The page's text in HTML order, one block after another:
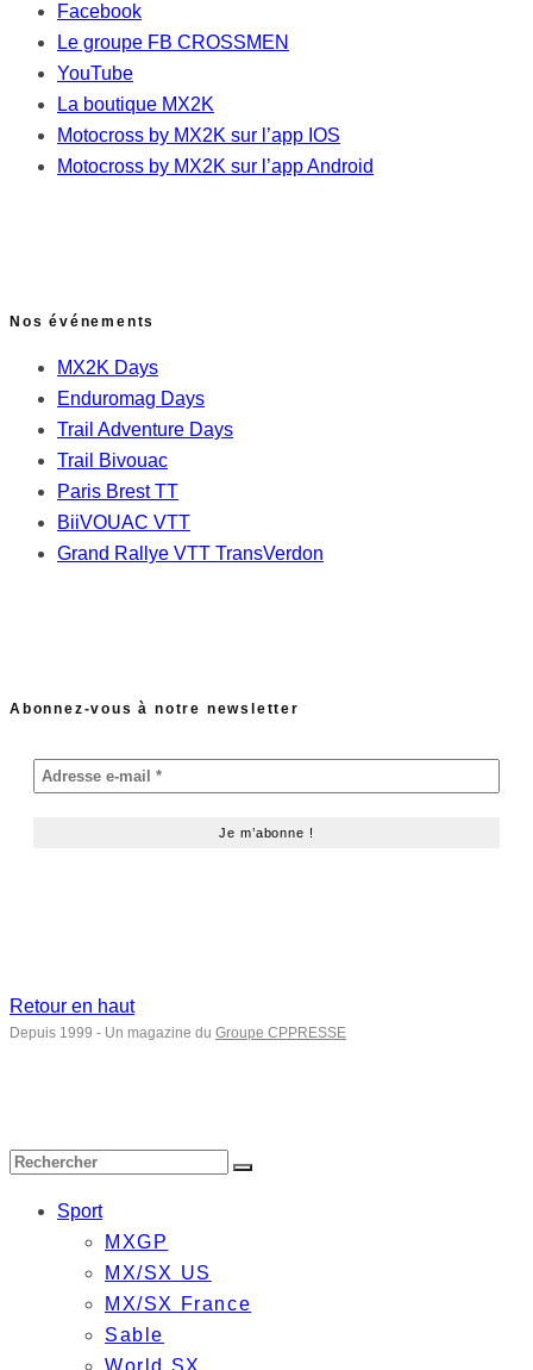
Facebook
Le groupe FB CROSSMEN
YouTube
La boutique MX2K
Motocross by MX2K sur l’app IOS
Motocross by MX2K sur l’app Android
Nos événements
MX2K Days
Enduromag Days
Trail Adventure Days
Trail Bivouac
Paris Brest TT
BiiVOUAC VTT
Grand Rallye VTT TransVerdon
Abonnez-vous à notre newsletter
Retour en haut
Depuis 1999 - Un magazine du Groupe CPPRESSE
Sport
MXGP
MX/SX US
MX/SX France
Sable
World SX